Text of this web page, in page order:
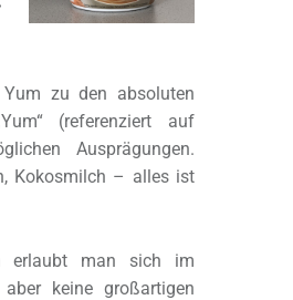
zu den absoluten
(referenziert auf
Ausprägungen.
Kokosmilch – alles ist
erlaubt man sich im
keine großartigen